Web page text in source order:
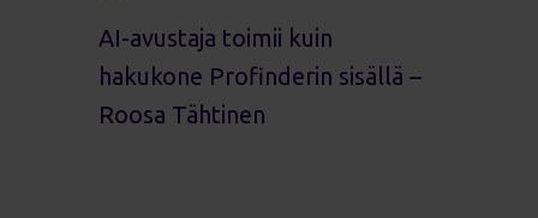
AI-avustaja toimii kuin
hakukone Profinderin sisällä –
Roosa Tähtinen